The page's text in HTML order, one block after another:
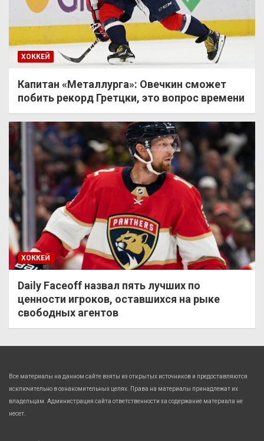
ХОККЕЙ
Капитан «Металлурга»: Овечкин сможет
побить рекорд Гретцки, это вопрос времени
ХОККЕЙ
Daily Faceoff назвал пять лучших по
ценности игроков, оставшихся на рыке
свободных агентов
Все материалы на данном сайте взяты из открытых источников и предоставляются
исключительно в ознакомительных целях. Права на материалы принадлежат их
владельцам. Администрация сайта ответственности за содержание материала не
несет.